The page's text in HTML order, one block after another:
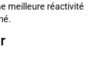
meilleure réactivité